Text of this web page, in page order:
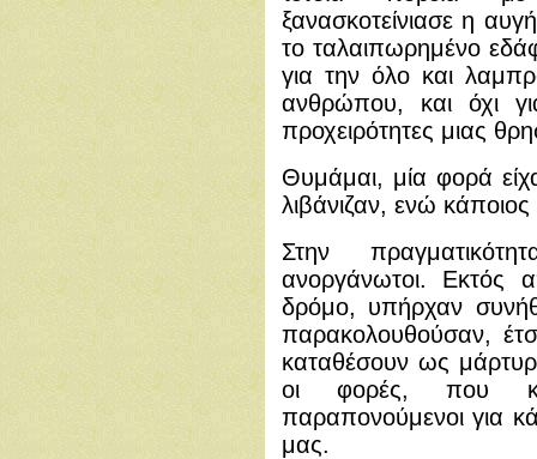
ξανασκοτείνιασε η
το ταλαιπωρημένο
για την όλο και
ανθρώπου, και όχι
προχειρότητες μιας
Θυμάμαι, μία φορά
λιβάνιζαν, ενώ
Στην
ανοργάνωτοι. Εκτός
δρόμο, υπήρχαν
παρακολουθούσαν,
καταθέσουν ως
οι φορές, που
παραπονούμενοι για
μας.